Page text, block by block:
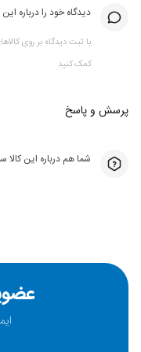
دیدگاه خود را درباره این
با ثبت دیدگاه بر روی
کمک کنید
پرسش و پاسخ
شما هم درباره این کالا